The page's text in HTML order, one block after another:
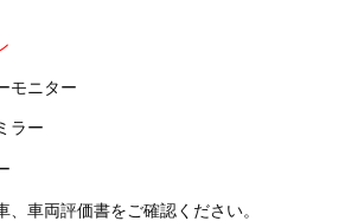
モニター
ラー
、車両評価書をご確認ください。